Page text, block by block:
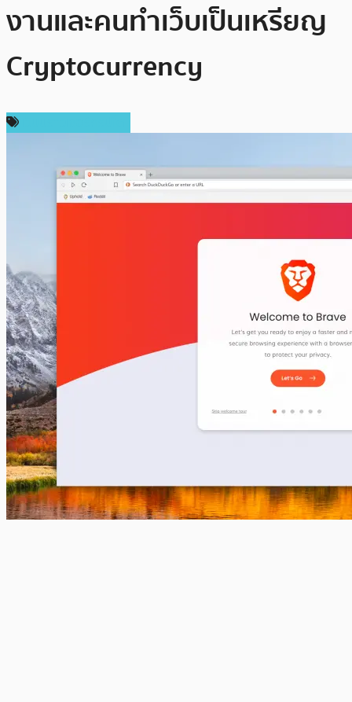
งานและคนทำเว็บเป็นเหรียญ
Cryptocurrency